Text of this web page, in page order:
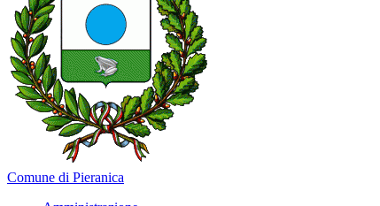
Comune di Pieranica